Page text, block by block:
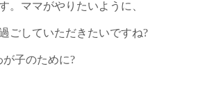
。ママがやりたいように、
ごしていただきたいですね?
子のために?